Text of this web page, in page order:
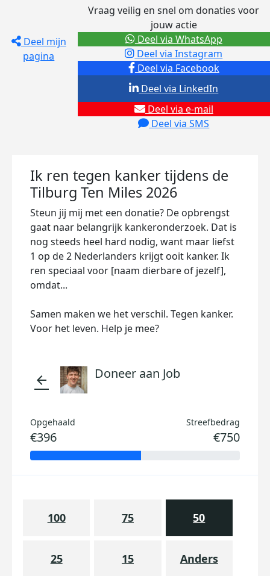
Deel mijn
pagina
Vraag veilig en snel om donaties voor
jouw actie
Deel via Facebook
Deel via Instagram
Deel via e-mail
Deel via SMS
Deel via LinkedIn
Deel via WhatsApp
Ik ren tegen kanker tijdens de
Tilburg Ten Miles 2026
Steun jij mij met een donatie? De opbrengst
gaat naar belangrijk kankeronderzoek. Dat is
nog steeds heel hard nodig, want maar liefst
1 op de 2 Nederlanders krijgt ooit kanker. Ik
ren speciaal voor [naam dierbare of jezelf],
omdat...
Samen maken we het verschil. Tegen kanker.
Voor het leven. Help je mee?
arrow_back Doneer aan Job
Opgehaald
€396
Streefbedrag
€750
100 75 50
25 15 Anders